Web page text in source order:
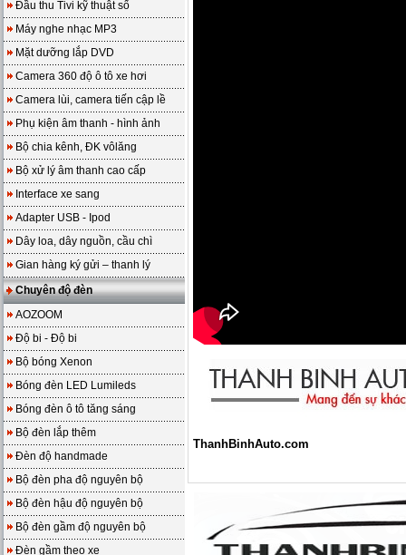
Đầu thu Tivi kỹ thuật số
Máy nghe nhạc MP3
Mặt dưỡng lắp DVD
Camera 360 độ ô tô xe hơi
Camera lùi, camera tiến cập lề
Phụ kiện âm thanh - hình ảnh
Bộ chia kênh, ĐK vôlăng
Bộ xử lý âm thanh cao cấp
Interface xe sang
Adapter USB - Ipod
Dây loa, dây nguồn, cầu chì
Gian hàng ký gửi – thanh lý
Chuyên độ đèn
AOZOOM
Độ bi - Độ bi
Bộ bóng Xenon
Bóng đèn LED Lumileds
Bóng đèn ô tô tăng sáng
Bộ đèn lắp thêm
Đèn độ handmade
Bộ đèn pha độ nguyên bộ
Bộ đèn hậu độ nguyên bộ
Bộ đèn gầm độ nguyên bộ
Đèn gầm theo xe
ThanhBinhAuto.com